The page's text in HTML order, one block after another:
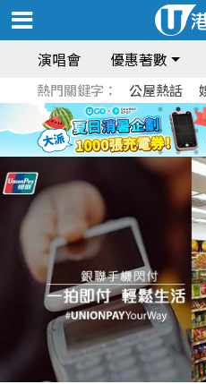
演唱會 優惠著數
熱門關鍵字： 公屋熱話